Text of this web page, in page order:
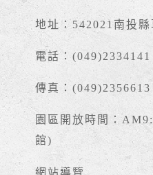
地址：542021南投
電話：(049)2334141
傳真：(049)2356613
園區開放時間：
館)